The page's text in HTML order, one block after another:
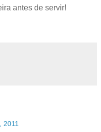
antes de servir!
2011